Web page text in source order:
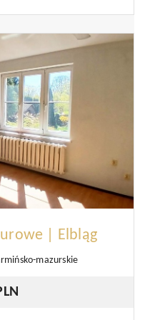
| Elbląg
mazurskie